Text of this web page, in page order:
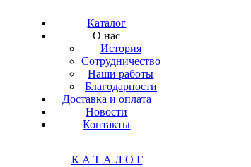
Каталог
О нас
История
Сотрудничество
Наши работы
Благодарности
Доставка и оплата
Новости
Контакты
К А Т А Л О Г